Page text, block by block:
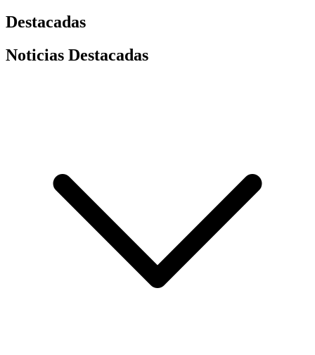
Destacadas
Noticias Destacadas